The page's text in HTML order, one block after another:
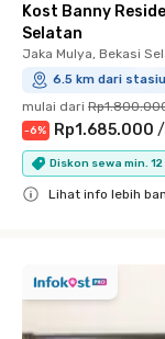
Kost Banny
Selatan
Jaka Mulya, Bekasi
6.5 km dari
mulai dari
-6% Rp1.685.000 /
Diskon sewa min.
Lihat info lebih